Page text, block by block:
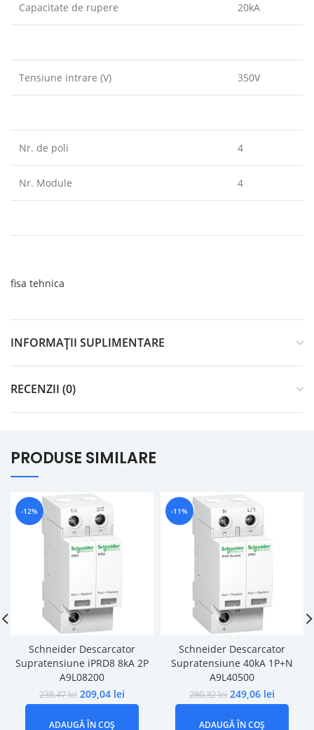
Capacitate de rupere 20kA
Tensiune intrare (V) 350V
Nr. de poli 4
Nr. Module 4
fisa tehnica
INFORMAȚII SUPLIMENTARE
RECENZII (0)
PRODUSE SIMILARE
-12%
Schneider Descarcator
Supratensiune iPRD8 8kA 2P
A9L08200
238,47lei 209,04 lei
ADAUGĂ ÎN COȘ
-11%
Schneider Descarcator
Supratensiune 40kA 1P+N
A9L40500
280,32lei 249,06 lei
ADAUGĂ ÎN COȘ